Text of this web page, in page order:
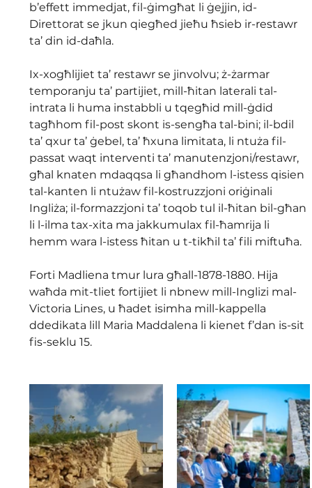
b’effett immedjat, fil-ġimgħat li ġejjin, id-
Direttorat se jkun qiegħed jieħu ħsieb ir-restawr
ta’ din id-daħla.
Ix-xogħlijiet ta’ restawr se jinvolvu; ż-żarmar
temporanju ta’ partijiet, mill-ħitan laterali tal-
intrata li huma instabbli u tqegħid mill-ġdid
tagħhom fil-post skont is-sengħa tal-bini; il-bdil
ta’ qxur ta’ ġebel, ta’ ħxuna limitata, li ntuża fil-
passat waqt interventi ta’ manutenzjoni/restawr,
għal knaten mdaqqsa li għandhom l-istess qisien
tal-kanten li ntużaw fil-kostruzzjoni oriġinali
Ingliża; il-formazzjoni ta’ toqob tul il-ħitan bil-għan
li l-ilma tax-xita ma jakkumulax fil-ħamrija li
hemm wara l-istess ħitan u t-tikħil ta’ fili miftuħa.
Forti Madliena tmur lura għall-1878-1880. Hija
waħda mit-tliet fortijiet li nbnew mill-Inglizi mal-
Victoria Lines, u ħadet isimha mill-kappella
ddedikata lill Maria Maddalena li kienet f’dan is-sit
fis-seklu 15.